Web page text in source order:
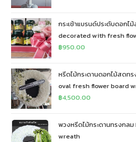
กระเช้าแบรนด์ประดับดอกไ
decorated with fresh
฿950.00
หรีดไม้กระดานดอกไม้สดท
oval fresh flower board
฿4,500.00
พวงหรีดไม้กระดานทรงกล
wreath